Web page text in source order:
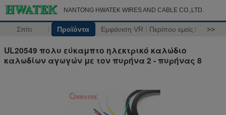
NANTONG HWATEK WIRES AND CABLE CO.,LTD.
Σπίτι Προϊόντα Εμφάνιση VR Περίπου εμείς >>
UL20549 πολυ εύκαμπτο ηλεκτρικό καλώδιο
καλωδίων αγωγών με τον πυρήνα 2 - πυρήνας 8